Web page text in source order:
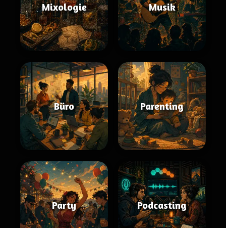
Mixologie Musik
Büro Parenting
Party Podcasting